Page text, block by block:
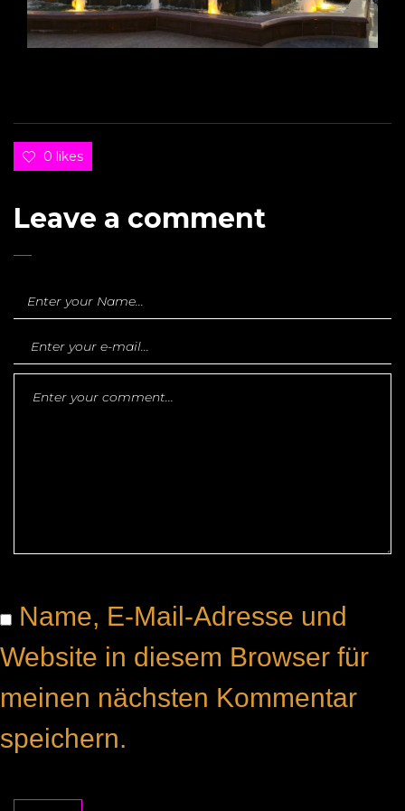
0 likes
Leave a comment
Name, E-Mail-Adresse und
Website in diesem Browser für
meinen nächsten Kommentar
speichern.